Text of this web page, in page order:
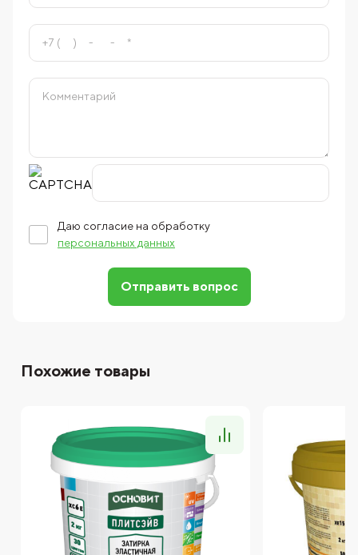
Даю согласие на обработку
персональных данных
Отправить вопрос
Похожие товары